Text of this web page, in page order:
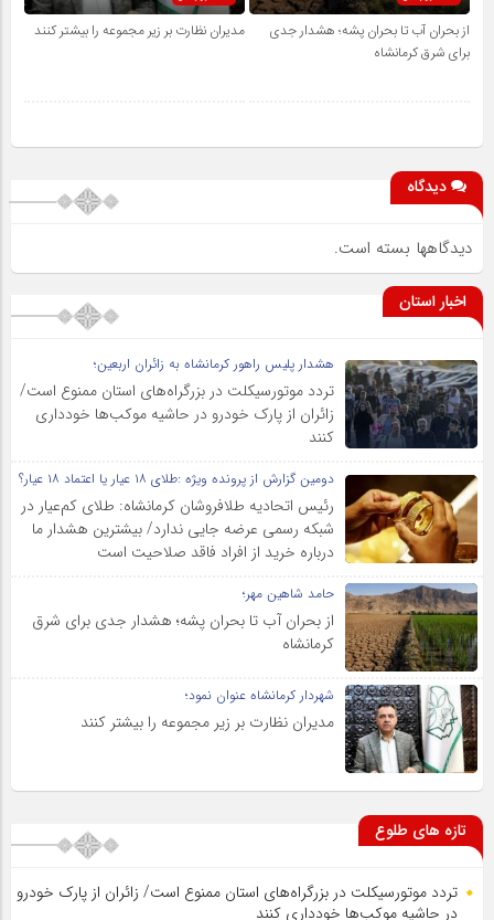
از بحران آب تا بحران پشه؛ هشدار جدی
برای شرق کرمانشاه
مدیران نظارت بر زیر مجموعه را بیشتر کنند
دیدگاه
دیدگاهها بسته است.
اخبار استان
هشدار پلیس راهور کرمانشاه به زائران اربعین؛
تردد موتورسیکلت در بزرگراه‌های استان ممنوع است/
زائران از پارک خودرو در حاشیه موکب‌ها خودداری
کنند
دومین گزارش از پرونده ویژه :طلای ۱۸ عیار یا اعتماد ۱۸ عیار؟
رئیس اتحادیه طلافروشان کرمانشاه: طلای کم‌عیار در
شبکه رسمی عرضه جایی ندارد/ بیشترین هشدار ما
درباره خرید از افراد فاقد صلاحیت است
حامد شاهین مهر؛
از بحران آب تا بحران پشه؛ هشدار جدی برای شرق
کرمانشاه
شهردار کرمانشاه عنوان نمود؛
مدیران نظارت بر زیر مجموعه را بیشتر کنند
تازه های طلوع
تردد موتورسیکلت در بزرگراه‌های استان ممنوع است/ زائران از پارک خودرو
در حاشیه موکب‌ها خودداری کنند